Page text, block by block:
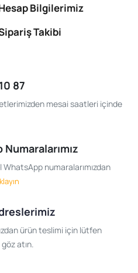
Bilgilerimiz
Takibi
87
mesai saatleri içinde
WhatsApp numaralarımızdan
ürün teslimi için lütfen
atın.